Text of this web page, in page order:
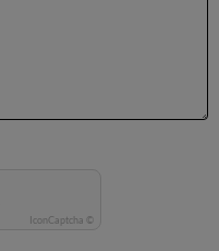
IconCaptcha ©